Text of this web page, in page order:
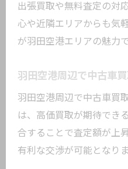
車検証や整備記
る理由
愛車の清掃と内
中古車買取前の
解説
メンテナンスの
拠
高額査定を引き出す
出張買取や無料査定の対
心や近隣エリアからも気
が羽田空港エリアの魅力で
羽田空港周辺で中古車
羽田空港周辺で中古車買
は、高価買取が期待でき
合することで査定額が上
有利な交渉が可能となりま